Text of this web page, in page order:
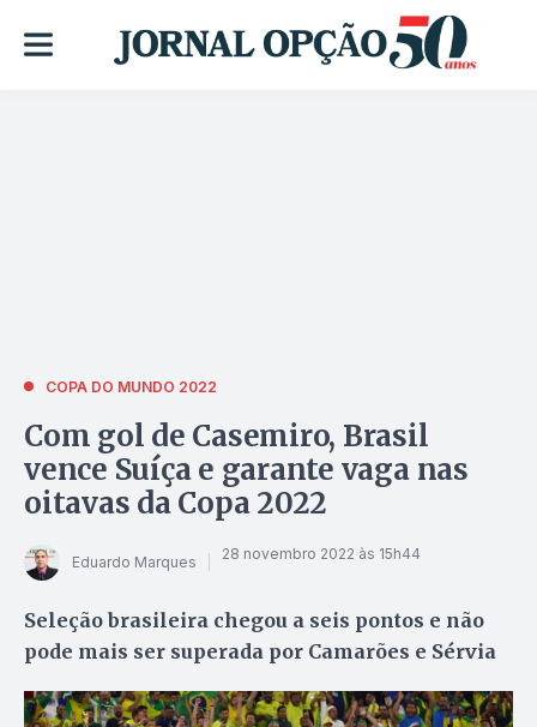
COPA DO MUNDO 2022
Com gol de Casemiro, Brasil
vence Suíça e garante vaga nas
oitavas da Copa 2022
Eduardo Marques 28 novembro 2022 às 15h44
Seleção brasileira chegou a seis pontos e não
pode mais ser superada por Camarões e Sérvia